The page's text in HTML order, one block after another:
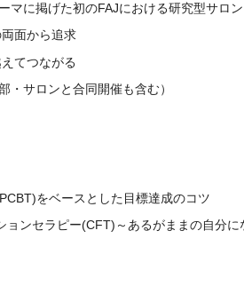
マに掲げた初のFAJにおける研究型サロン
面から追求
てつながる
・サロンと合同開催も含む）
をベースとした目標達成のコツ
ョンセラピー(CFT)～あるがままの自分に